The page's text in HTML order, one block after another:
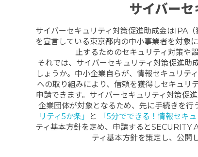
サイバー
サイバーセキュリティ対策促進助成金はIPA
を宣言している東京都内の中小事業者を対象
止するためのセキュリティ対策や
それでは、サイバーセキュリティ対策促進
しょうか。中小企業自らが、情報セキュリテ
への取り組みにより、信頼を獲得しセキュリ
申請できます。サイバーセキュリティ対策
企業団体が対象となるため、先に手続きを行
リティ5か条」
と 「5分でできる！情報セキュ
ティ基本方針を定め、申請するとSECURITY
ティ基本方針を策定し、公開